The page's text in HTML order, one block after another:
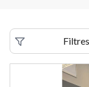
Filtres